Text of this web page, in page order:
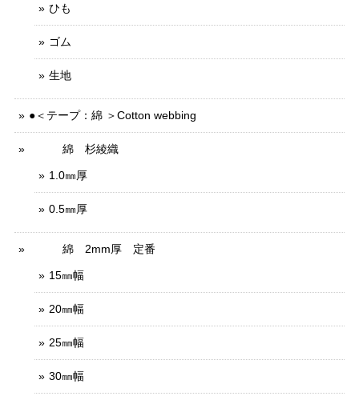
ひも
ゴム
生地
●＜テープ：綿 ＞Cotton webbing
綿 杉綾織
1.0㎜厚
0.5㎜厚
綿 2mm厚 定番
15㎜幅
20㎜幅
25㎜幅
30㎜幅